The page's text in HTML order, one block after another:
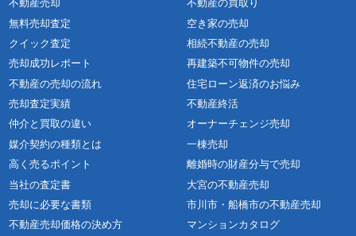
不動産売却
無料売却査定
クイック査定
売却成功レポート
不動産の売却の流れ
売却査定実績
仲介と買取の違い
媒介契約の種類とは
高く売るポイント
当社の査定書
売却に必要な書類
不動産売却価格の決め方
不動産の買取り
空き家の売却
相続不動産の売却
再建築不可物件の売却
住宅ローン返済のお悩み
不動産終活
オーナーチェンジ売却
一棟売却
離婚時の財産分与で売却
大宮の不動産売却
市川市・船橋市の不動産売却
マンションカタログ